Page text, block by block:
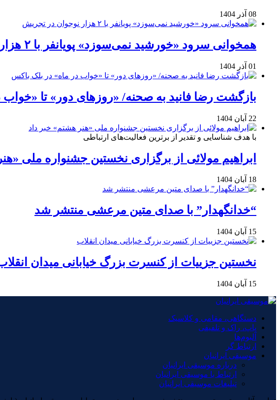
08 آذر 1404
همخوانی سرود «خورشید نمی‌سوزد» پویانفر با ۲ هزار نوجوان در تجریش
01 آذر 1404
بازگشت رضا فانید به صحنه/ «روزهای دور» تا
22 آبان 1404
با هدف شناسایی و تقدیر از برترین فعالیت‌های ارتباطی
ابراهیم مولائی از برگزاری نخستین جشنواره ملی
18 آبان 1404
“خدانگهدار” با صدای متین مرعشی منتشر شد
15 آبان 1404
نخستین جزییات از کنسرت بزرگ خیابانی میدان
15 آبان 1404
دستگاهی، مقامی و کلاسیک
پاپ، راک و تلفیقی
آلبوم‌ها
ارتباط گر
موسیقی ایرانیان
درباره موسیقی ایرانیان
ارتباط با موسیقی ایرانیان
تبلیغات موسیقی ایرانیان